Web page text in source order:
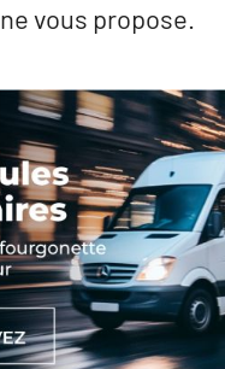
ne vous propose.